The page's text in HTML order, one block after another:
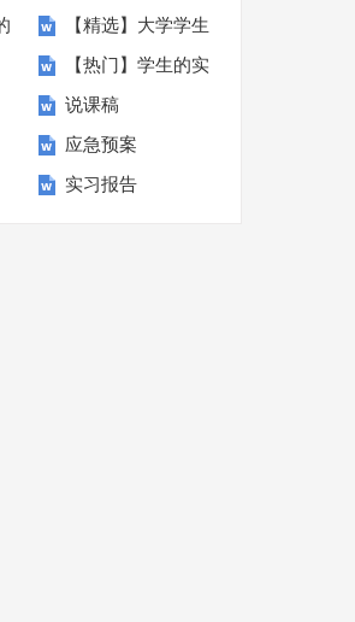
报告(6篇)
【精选】大学学生
实习报告范文汇总5
篇
【热门】学生的实
习报告范文集合五
篇
说课稿
应急预案
实习报告